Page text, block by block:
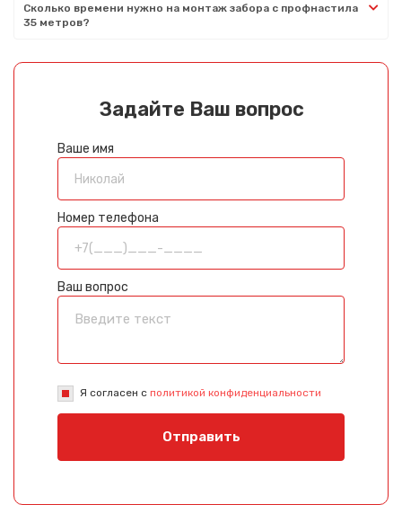
Сколько времени нужно на монтаж забора с профнастила
35 метров?
Задайте Ваш вопрос
Ваше имя
Номер телефона
Ваш вопрос
Я согласен с политикой конфиденциальности
Отправить